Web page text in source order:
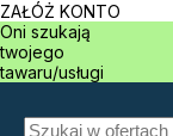
ZAŁÓŻ KONTO
Oni szukają
twojego
tawaru/usługi